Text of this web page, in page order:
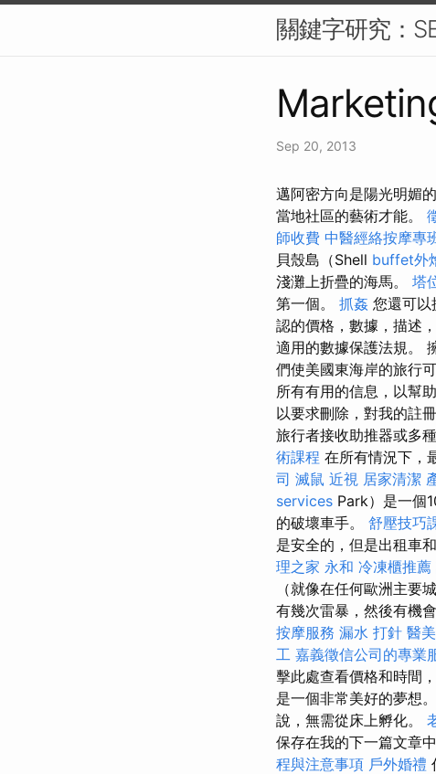
關鍵字研究：
Sep 20, 2013
邁阿密方向是陽光明媚
當地社區的藝術才能。
師收費 中醫經絡按摩專
貝殼島（Shell buffet外
淺灘上折疊的海馬。 塔
第一個。 抓姦 您還可以
認的價格，數據，描述
適用的數據保護法規。
們使美國東海岸的旅行
所有有用的信息，以幫
以要求刪除，對我的註
旅行者接收助推器或多
術課程 在所有情況下，
司 滅鼠 近視 居家清潔
services Park）是一個
的破壞車手。 舒壓技巧
是安全的，但是出租車
理之家 永和 冷凍櫃推薦
（就像在任何歐洲主要
有幾次雷暴，然後有機
按摩服務 漏水 打針 醫
工 嘉義徵信公司的專業
擊此處查看價格和時間
是一個非常美好的夢想。
說，無需從床上孵化。
保存在我的下一篇文章中
程與注意事項 戶外婚禮